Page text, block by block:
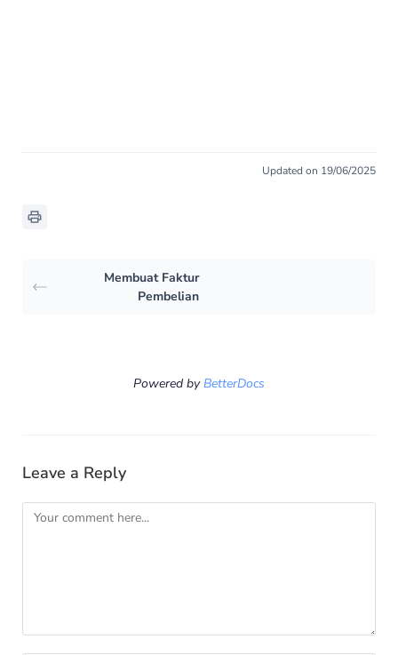
Updated on 19/06/2025
Membuat Faktur
Pembelian
Powered byBetterDocs
Leave a Reply